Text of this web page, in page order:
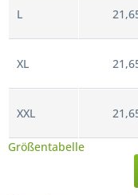
L
XL
XXL
Größentabelle